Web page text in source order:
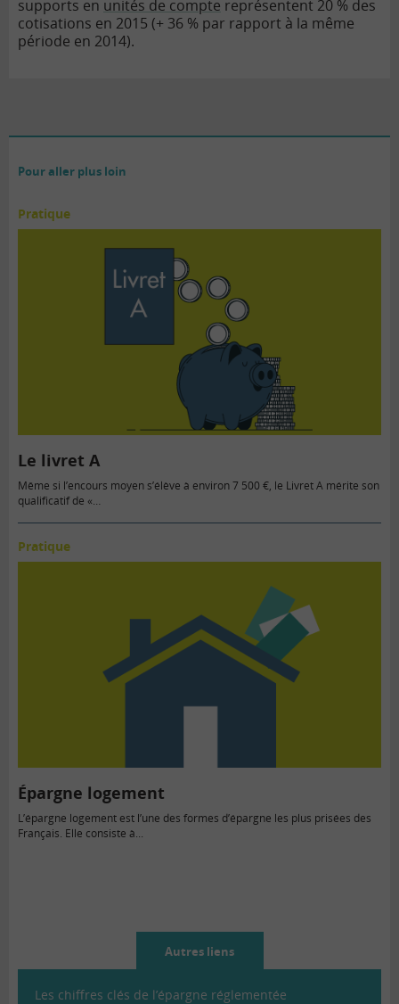
supports en unités de compte représentent 20 % des
cotisations en 2015 (+ 36 % par rapport à la même
période en 2014).
Pour aller plus loin
Pratique
Le livret A
Même si l’encours moyen s’élève à environ 7 500 €, le Livret A mérite son
qualificatif de «…
Pratique
Épargne logement
L’épargne logement est l’une des formes d’épargne les plus prisées des
Français. Elle consiste à...
Autres liens
Les chiffres clés de l’épargne réglementée